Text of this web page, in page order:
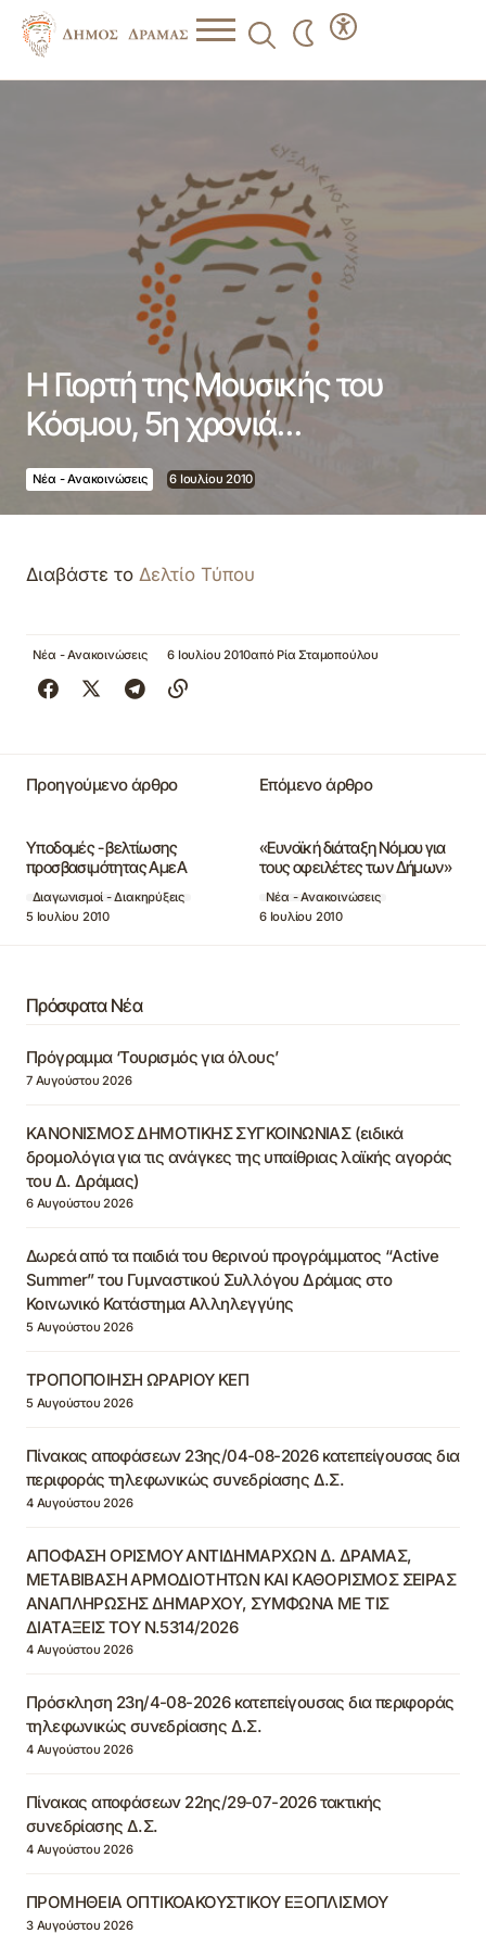
Η Γιορτή της Μουσικής του
Κόσμου, 5η χρονιά…
Νέα - Ανακοινώσεις 6 Ιουλίου 2010
Διαβάστε το Δελτίο Τύπου
Νέα - Ανακοινώσεις 6 Ιουλίου 2010από Ρία Σταμοπούλου
Προηγούμενο άρθρο
Υποδομές - βελτίωσης
προσβασιμότητας ΑμεΑ
Διαγωνισμοί - Διακηρύξεις
5 Ιουλίου 2010
Επόμενο άρθρο
«Ευνοϊκή διάταξη Νόμου για
τους οφειλέτες των Δήμων»
Νέα - Ανακοινώσεις
6 Ιουλίου 2010
Πρόσφατα Νέα
Πρόγραμμα ‘Τουρισμός για όλους’
7 Αυγούστου 2026
ΚΑΝΟΝΙΣΜΟΣ ΔΗΜΟΤΙΚΗΣ ΣΥΓΚΟΙΝΩΝΙΑΣ (ειδικά
δρομολόγια για τις ανάγκες της υπαίθριας λαϊκής αγοράς
του Δ. Δράμας)
6 Αυγούστου 2026
Δωρεά από τα παιδιά του θερινού προγράμματος “Active
Summer” του Γυμναστικού Συλλόγου Δράμας στο
Κοινωνικό Κατάστημα Αλληλεγγύης
5 Αυγούστου 2026
ΤΡΟΠΟΠΟΙΗΣΗ ΩΡΑΡΙΟΥ ΚΕΠ
5 Αυγούστου 2026
Πίνακας αποφάσεων 23ης/04-08-2026 κατεπείγουσας δια
περιφοράς τηλεφωνικώς συνεδρίασης Δ.Σ.
4 Αυγούστου 2026
ΑΠΟΦΑΣΗ ΟΡΙΣΜΟΥ ΑΝΤΙΔΗΜΑΡΧΩΝ Δ. ΔΡΑΜΑΣ,
ΜΕΤΑΒΙΒΑΣΗ ΑΡΜΟΔΙΟΤΗΤΩΝ ΚΑΙ ΚΑΘΟΡΙΣΜΟΣ ΣΕΙΡΑΣ
ΑΝΑΠΛΗΡΩΣΗΣ ΔΗΜΑΡΧΟΥ, ΣΥΜΦΩΝΑ ΜΕ ΤΙΣ
ΔΙΑΤΑΞΕΙΣ ΤΟΥ Ν.5314/2026
4 Αυγούστου 2026
Πρόσκληση 23η/4-08-2026 κατεπείγουσας δια περιφοράς
τηλεφωνικώς συνεδρίασης Δ.Σ.
4 Αυγούστου 2026
Πίνακας αποφάσεων 22ης/29-07-2026 τακτικής
συνεδρίασης Δ.Σ.
4 Αυγούστου 2026
ΠΡΟΜΗΘΕΙΑ ΟΠΤΙΚΟΑΚΟΥΣΤΙΚΟΥ ΕΞΟΠΛΙΣΜΟΥ
3 Αυγούστου 2026